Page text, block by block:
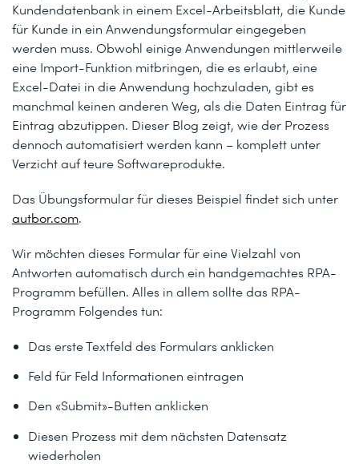
Kundendatenbank in einem Excel-Arbeitsblatt, die Kunde
für Kunde in ein Anwendungsformular eingegeben
werden muss. Obwohl einige Anwendungen mittlerweile
eine Import-Funktion mitbringen, die es erlaubt, eine
Excel-Datei in die Anwendung hochzuladen, gibt es
manchmal keinen anderen Weg, als die Daten Eintrag für
Eintrag abzutippen. Dieser Blog zeigt, wie der Prozess
dennoch automatisiert werden kann – komplett unter
Verzicht auf teure Softwareprodukte.
Das Übungsformular für dieses Beispiel findet sich unter
autbor.com.
Wir möchten dieses Formular für eine Vielzahl von
Antworten automatisch durch ein handgemachtes RPA-
Programm befüllen. Alles in allem sollte das RPA-
Programm Folgendes tun:
Das erste Textfeld des Formulars anklicken
Feld für Feld Informationen eintragen
Den «Submit»-Butten anklicken
Diesen Prozess mit dem nächsten Datensatz
wiederholen